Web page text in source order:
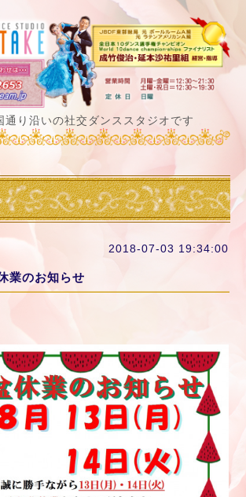
通り沿いの社交ダンススタジオです
2018-07-03 19:34:00
業のお知らせ